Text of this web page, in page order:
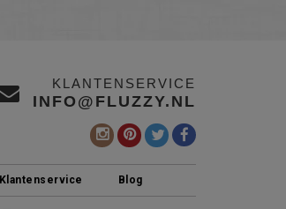
KLANTENSERVICE
INFO@FLUZZY.NL
Klantenservice Blog